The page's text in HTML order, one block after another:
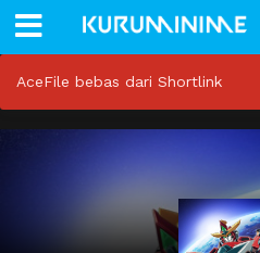
AceFile bebas dari Shortlink